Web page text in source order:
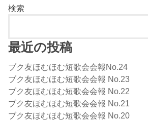
検索
最近の投稿
ブク友ほむほむ短歌会会報No.24
ブク友ほむほむ短歌会会報 No.23
ブク友ほむほむ短歌会会報 No.22
ブク友ほむほむ短歌会会報 No.21
ブク友ほむほむ短歌会会報 No.20